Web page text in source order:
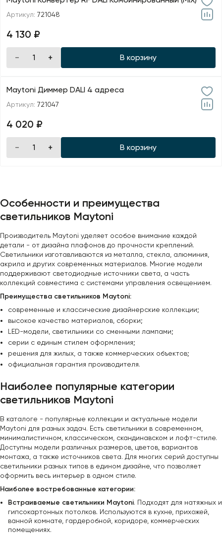
Артикул: 721048
4 130 ₽
В корзину
Maytoni Диммер DALI 4 адреса
Артикул: 721047
4 020 ₽
В корзину
Особенности и преимущества
светильников Maytoni
Производитель Maytoni уделяет особое внимание каждой
детали - от дизайна плафонов до прочности креплений.
Светильники изготавливаются из металла, стекла, алюминия,
акрила и других современных материалов. Многие модели
поддерживают светодиодные источники света, а часть
коллекций совместима с системами управления освещением.
Преимущества светильников Maytoni:
современные и классические дизайнерские коллекции;
высокое качество материалов, сборки;
LED-модели, светильники со сменными лампами;
серии с единым стилем оформления;
решения для жилых, а также коммерческих объектов;
официальная гарантия производителя.
Наиболее популярные категории
светильников Maytoni
В каталоге - популярные коллекции и актуальные модели
Maytoni для разных задач. Есть светильники в современном,
минималистичном, классическом, скандинавском и лофт-стиле.
Доступны модели различных размеров, цветов, вариантов
монтажа, а также источников света. Для многих серий доступны
светильники разных типов в едином дизайне, что позволяет
оформить весь интерьер в одном стиле.
Наиболее востребованные категории:
Встраиваемые светильники Maytoni. Подходят для натяжных и
гипсокартонных потолков. Используются в кухне, прихожей,
ванной комнате, гардеробной, коридоре, коммерческих
помещениях.